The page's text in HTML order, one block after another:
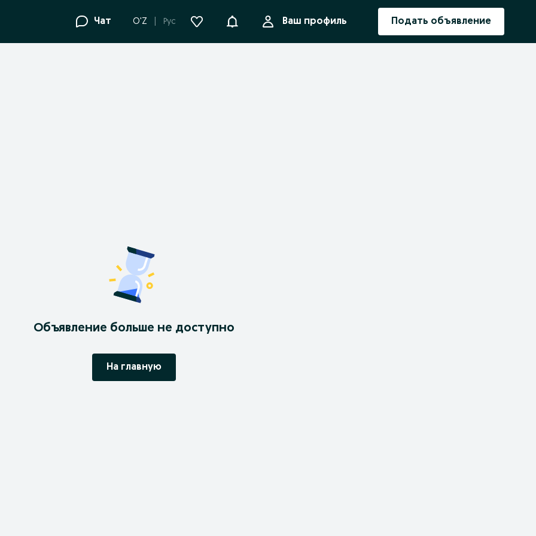
Чат O'Z Рус УведомленияВаш профиль Подать объявление
Объявление больше не доступно
На главную